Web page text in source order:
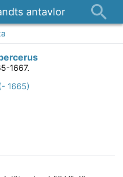
antavlor
1667.
1665)